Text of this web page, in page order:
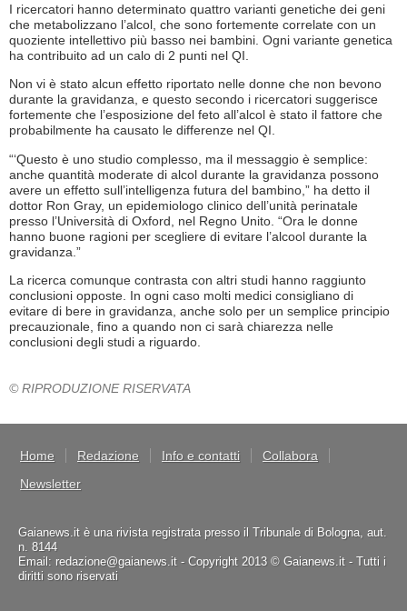
I ricercatori hanno determinato quattro varianti genetiche dei geni
che metabolizzano l’alcol, che sono fortemente correlate con un
quoziente intellettivo più basso nei bambini. Ogni variante genetica
ha contribuito ad un calo di 2 punti nel QI.
Non vi è stato alcun effetto riportato nelle donne che non bevono
durante la gravidanza, e questo secondo i ricercatori suggerisce
fortemente che l’esposizione del feto all’alcol è stato il fattore che
probabilmente ha causato le differenze nel QI.
“‘Questo è uno studio complesso, ma il messaggio è semplice:
anche quantità moderate di alcol durante la gravidanza possono
avere un effetto sull’intelligenza futura del bambino,” ha detto il
dottor Ron Gray, un epidemiologo clinico dell’unità perinatale
presso l’Università di Oxford, nel Regno Unito. “Ora le donne
hanno buone ragioni per scegliere di evitare l’alcool durante la
gravidanza.”
La ricerca comunque contrasta con altri studi hanno raggiunto
conclusioni opposte. In ogni caso molti medici consigliano di
evitare di bere in gravidanza, anche solo per un semplice principio
precauzionale, fino a quando non ci sarà chiarezza nelle
conclusioni degli studi a riguardo.
© RIPRODUZIONE RISERVATA
Home Redazione Info e contatti
Collabora
Newsletter
Gaianews.it è una rivista registrata presso il Tribunale di Bologna, aut.
n. 8144
Email: redazione@gaianews.it - Copyright 2013 © Gaianews.it - Tutti i
diritti sono riservati